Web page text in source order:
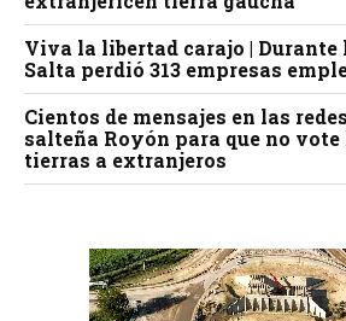
Viva la libertad carajo |
Salta perdió 313 empresas
Cientos de mensajes en las
salteña Royón para que no vote
tierras a extranjeros